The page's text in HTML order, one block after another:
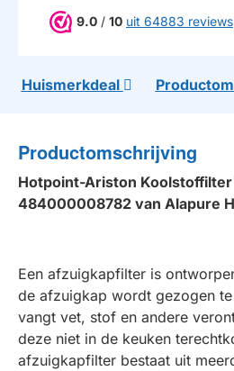
9.0 / 10 uit 64883 reviews
Huismerkdeal
Productomschrijving
Hotpoint-Ariston
484000008782 van Alapure
Een afzuigkapfilter is
de afzuigkap wordt gezogen
vangt vet, stof en andere
deze niet in de keuken
afzuigkapfilter bestaat uit